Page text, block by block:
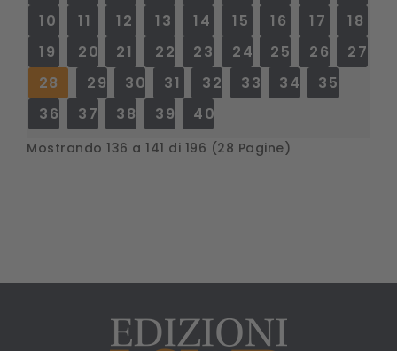
10
11 12 13 14 15 16 17
18
19
20 21 22 23 24 25 26
27
28
29 30 31 32 33 34
35
36
37 38 39 40
Mostrando 136 a 141 di 196 (28 Pagine)